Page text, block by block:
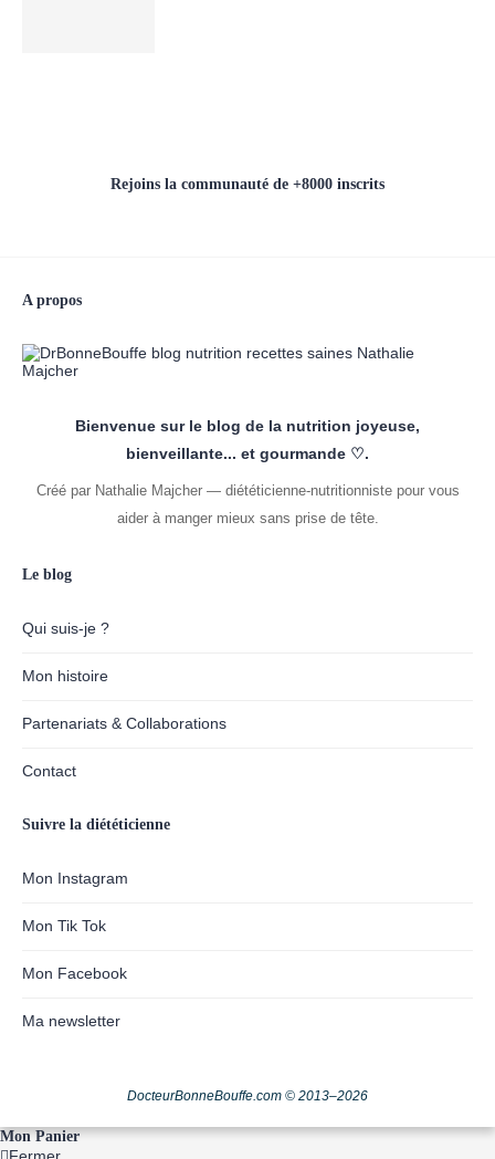
Rejoins la communauté de +8000 inscrits
A propos
Bienvenue sur le blog de la nutrition joyeuse,
bienveillante... et gourmande ♡.
Créé par Nathalie Majcher — diététicienne-nutritionniste pour vous
aider à manger mieux sans prise de tête.
Le blog
Qui suis-je ?
Mon histoire
Partenariats & Collaborations
Contact
Suivre la diététicienne
Mon Instagram
Mon Tik Tok
Mon Facebook
Ma newsletter
DocteurBonneBouffe.com © 2013–2026
Mon Panier